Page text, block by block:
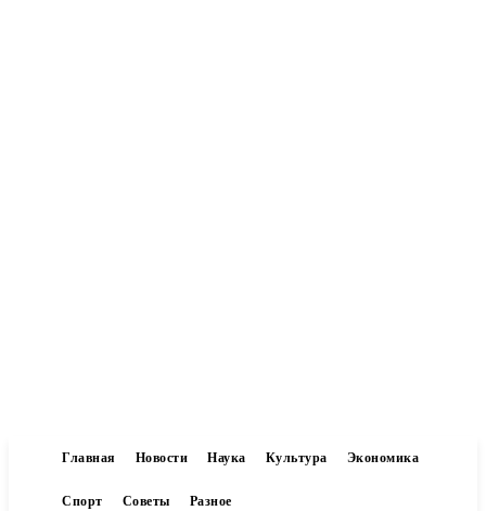
Главная Новости Наука Культура Экономика
Спорт Советы Разное